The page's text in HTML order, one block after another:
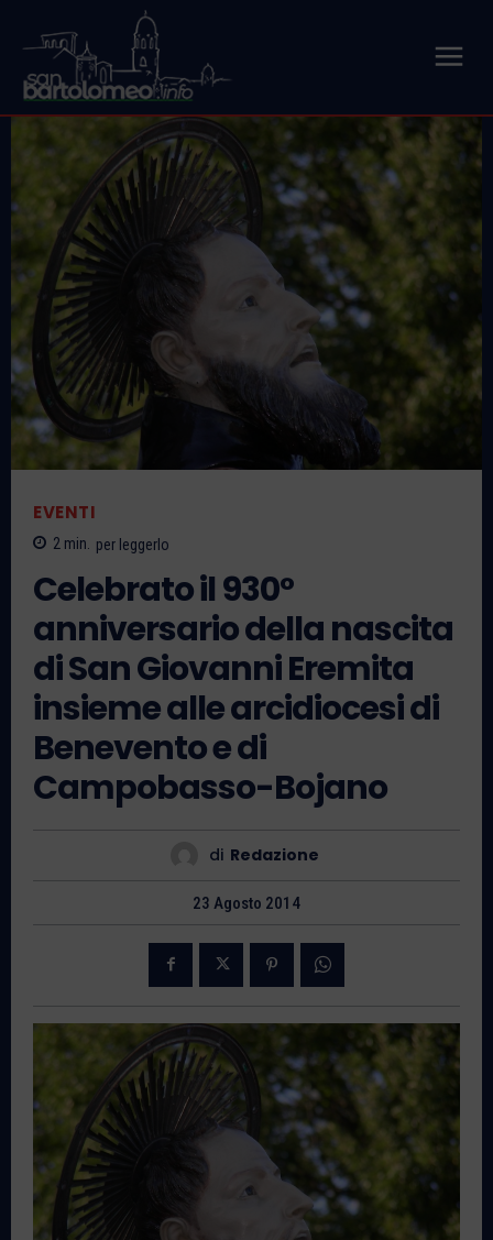
EVENTI
2 min. per leggerlo
Celebrato il 930°
anniversario della nascita
di San Giovanni Eremita
insieme alle arcidiocesi di
Benevento e di
Campobasso-Bojano
di Redazione
23 Agosto 2014